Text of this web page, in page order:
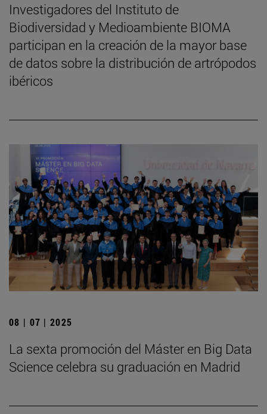
Investigadores del Instituto de
Biodiversidad y Medioambiente BIOMA
participan en la creación de la mayor base
de datos sobre la distribución de artrópodos
ibéricos
08 | 07 | 2025
La sexta promoción del Máster en Big Data
Science celebra su graduación en Madrid